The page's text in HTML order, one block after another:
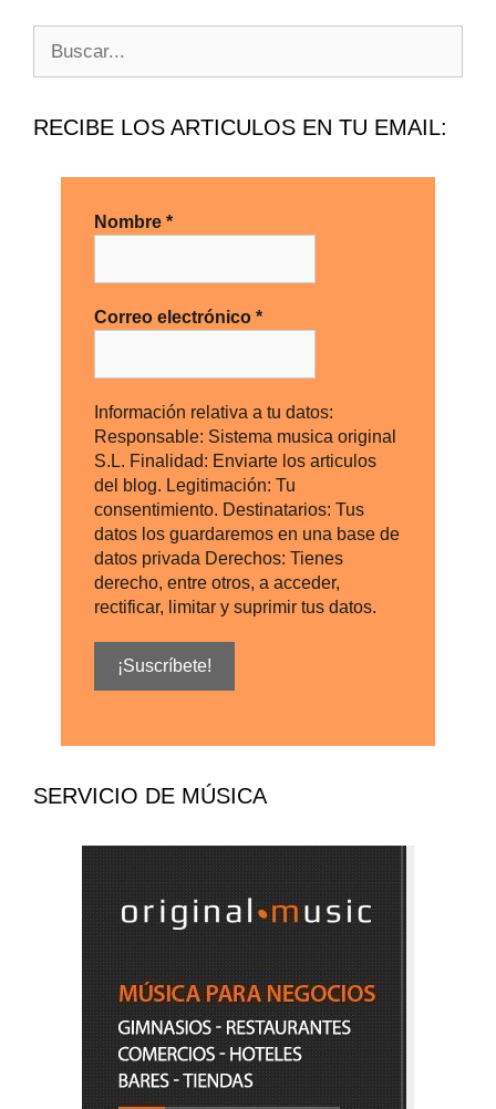
RECIBE LOS ARTICULOS EN TU EMAIL:
Nombre *
Correo electrónico *
Información relativa a tu datos:
Responsable: Sistema musica original
S.L. Finalidad: Enviarte los articulos
del blog. Legitimación: Tu
consentimiento. Destinatarios: Tus
datos los guardaremos en una base de
datos privada Derechos: Tienes
derecho, entre otros, a acceder,
rectificar, limitar y suprimir tus datos.
SERVICIO DE MÚSICA